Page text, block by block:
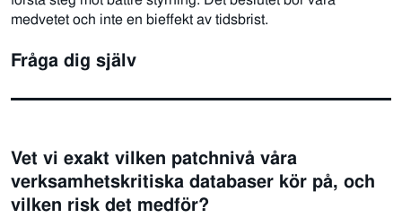
medvetet och inte en bieffekt av tidsbrist.
Fråga dig själv
Vet vi exakt vilken patchnivå våra
verksamhetskritiska databaser kör på, och
vilken risk det medför?